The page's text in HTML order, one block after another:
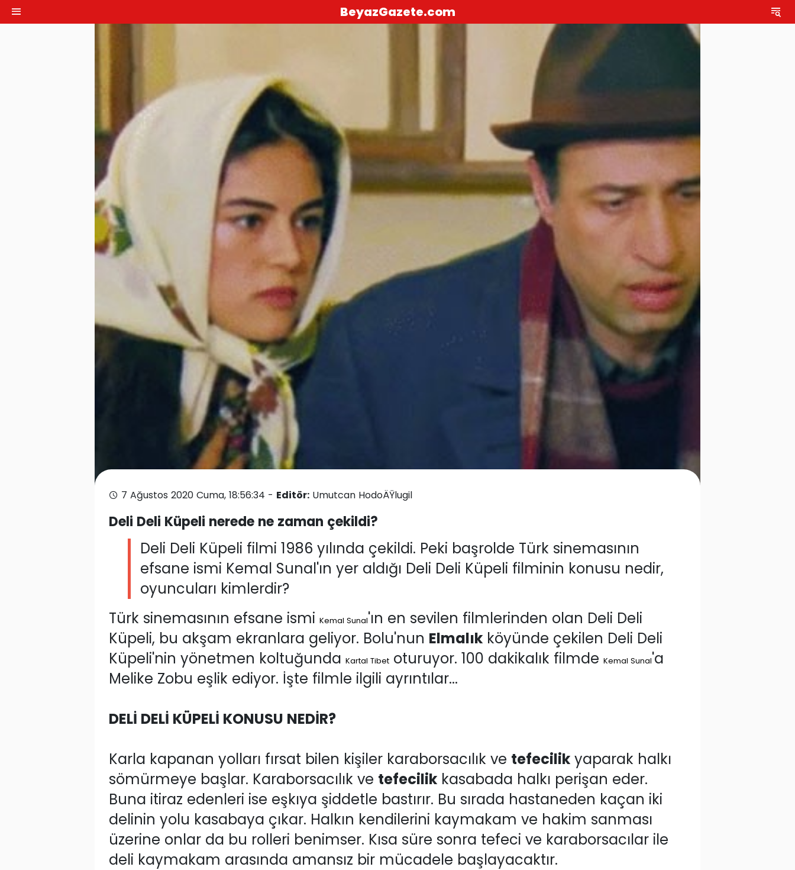
BeyazGazete.com
7 Ağustos 2020 Cuma, 18:56:34 - Editör: Umutcan HodoÄŸlugil
Deli Deli Küpeli nerede ne zaman çekildi?
Deli Deli Küpeli filmi 1986 yılında çekildi. Peki başrolde Türk sinemasının
efsane ismi Kemal Sunal'ın yer aldığı Deli Deli Küpeli filminin konusu nedir,
oyuncuları kimlerdir?
Türk sinemasının efsane ismi Kemal Sunal'ın en sevilen filmlerinden olan Deli Deli
Küpeli, bu akşam ekranlara geliyor. Bolu'nun Elmalık köyünde çekilen Deli Deli
Küpeli'nin yönetmen koltuğunda Kartal Tibet oturuyor. 100 dakikalık filmde Kemal Sunal'a
Melike Zobu eşlik ediyor. İşte filmle ilgili ayrıntılar...
DELİ DELİ KÜPELİ KONUSU NEDİR?
Karla kapanan yolları fırsat bilen kişiler karaborsacılık ve tefecilik yaparak halkı
sömürmeye başlar. Karaborsacılık ve tefecilik kasabada halkı perişan eder.
Buna itiraz edenleri ise eşkıya şiddetle bastırır. Bu sırada hastaneden kaçan iki
delinin yolu kasabaya çıkar. Halkın kendilerini kaymakam ve hakim sanması
üzerine onlar da bu rolleri benimser. Kısa süre sonra tefeci ve karaborsacılar ile
deli kaymakam arasında amansız bir mücadele başlayacaktır.